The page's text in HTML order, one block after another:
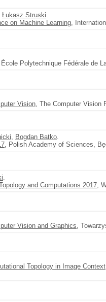
Łukasz Struski.
on Machine Learning,
Polytechnique Fédérale de
Vision, The Computer Vision
, Bogdan Batko.
, Polish Academy of Sciences,
.
and Computations 2017,
Vision and Graphics,
Topology in Image